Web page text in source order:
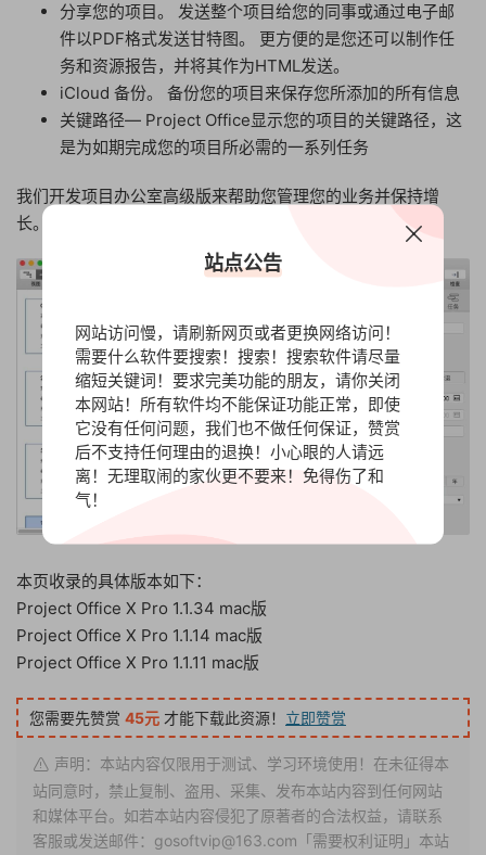
分享您的项目。 发送整个项目给您的同事或通过电子邮
件以PDF格式发送甘特图。 更方便的是您还可以制作任
务和资源报告，并将其作为HTML发送。
iCloud 备份。 备份您的项目来保存您所添加的所有信息
关键路径— Project Office显示您的项目的关键路径，这
是为如期完成您的项目所必需的一系列任务
我们开发项目办公室高级版来帮助您管理您的业务并保持增
长。
本页收录的具体版本如下：
Project Office X Pro 1.1.34 mac版
Project Office X Pro 1.1.14 mac版
Project Office X Pro 1.1.11 mac版
您需要先赞赏 45元 才能下载此资源！ 立即赞赏
声明：本站内容仅限用于测试、学习环境使用！在未征得本
站同意时，禁止复制、盗用、采集、发布本站内容到任何网站
和媒体平台。如若本站内容侵犯了原著者的合法权益，请联系
客服或发送邮件：gosoftvip@163.com「需要权利证明」本站
站点公告
网站访问慢，请刷新网页或者更换网络访问！
需要什么软件要搜索！搜索！搜索软件请尽量
缩短关键词！要求完美功能的朋友，请你关闭
本网站！所有软件均不能保证功能正常，即使
它没有任何问题，我们也不做任何保证，赞赏
后不支持任何理由的退换！小心眼的人请远
离！无理取闹的家伙更不要来！免得伤了和
气！